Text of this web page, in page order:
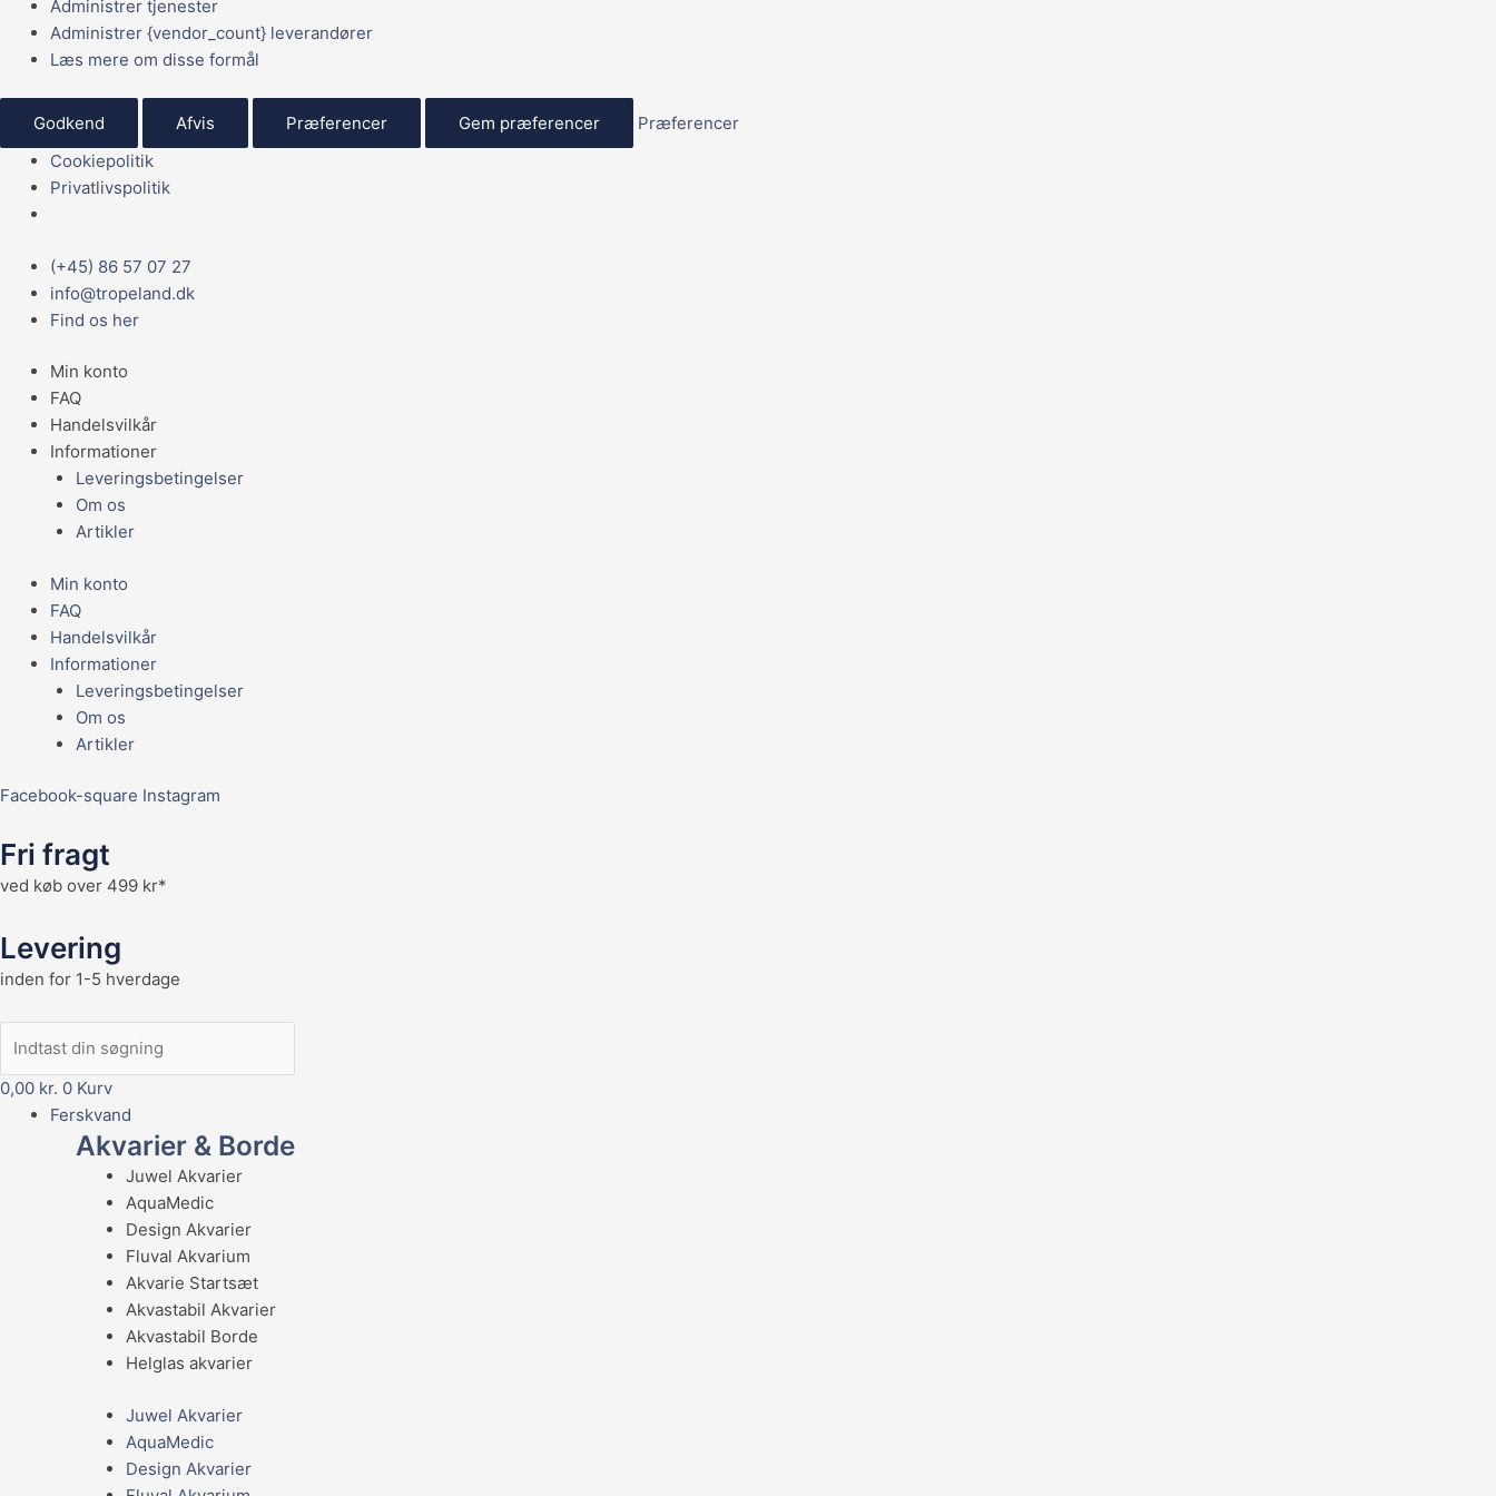
Administrer tjenester
Administrer {vendor_count} leverandører
Læs mere om disse formål
Godkend Afvis Præferencer Gem præferencer
Præferencer
Cookiepolitik
Privatlivspolitik
(+45) 86 57 07 27
info@tropeland.dk
Find os her
Min konto
FAQ
Handelsvilkår
Informationer
Leveringsbetingelser
Om os
Artikler
Min konto
FAQ
Handelsvilkår
Informationer
Leveringsbetingelser
Om os
Artikler
Facebook-square Instagram
Fri fragt
ved køb over 499 kr*
Levering
inden for 1-5 hverdage
0,00 kr. 0 Kurv
Main
Menu
Ferskvand
Akvarier & Borde
Juwel Akvarier
AquaMedic
Design Akvarier
Fluval Akvarium
Akvarie Startsæt
Akvastabil Akvarier
Akvastabil Borde
Helglas akvarier
Juwel Akvarier
AquaMedic
Design Akvarier